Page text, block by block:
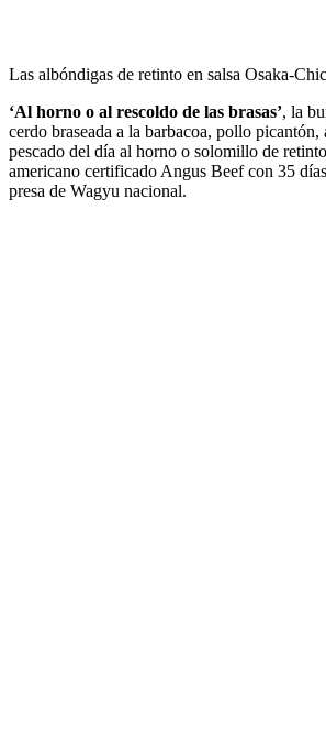
Las albóndigas de retinto en salsa Osaka-
‘Al horno o al rescoldo de las brasas’, la
cerdo braseada a la barbacoa, pollo picantón,
pescado del día al horno o solomillo de
americano certificado Angus Beef con 35
presa de Wagyu nacional.